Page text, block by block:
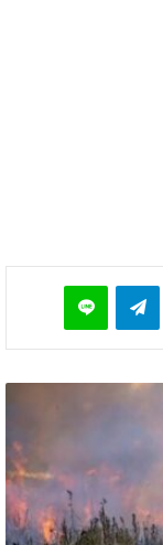
آپ تلگرام لاین